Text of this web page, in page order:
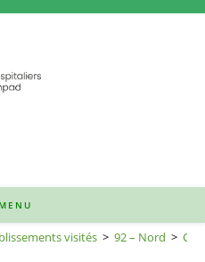
MENU
visités > 92 – Nord >